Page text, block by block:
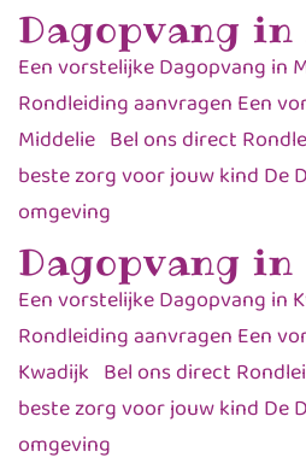
Dagopvang
Een vorstelijke Dagopvang in
Rondleiding aanvragen Een
Middelie Bel ons direct
beste zorg voor jouw kind De
omgeving
Dagopvang
Een vorstelijke Dagopvang in
Rondleiding aanvragen Een
Kwadijk Bel ons direct
beste zorg voor jouw kind De
omgeving